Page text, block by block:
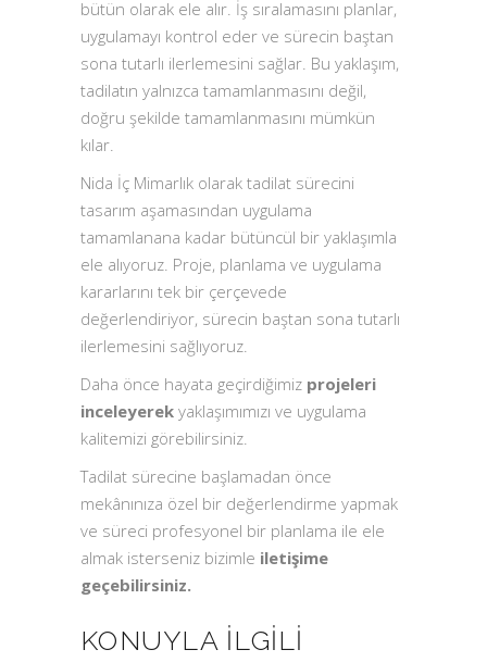
bütün olarak ele alır. İş sıralamasını planlar,
uygulamayı kontrol eder ve sürecin baştan
sona tutarlı ilerlemesini sağlar. Bu yaklaşım,
tadilatın yalnızca tamamlanmasını değil,
doğru şekilde tamamlanmasını mümkün
kılar.
Nida İç Mimarlık olarak tadilat sürecini
tasarım aşamasından uygulama
tamamlanana kadar bütüncül bir yaklaşımla
ele alıyoruz. Proje, planlama ve uygulama
kararlarını tek bir çerçevede
değerlendiriyor, sürecin baştan sona tutarlı
ilerlemesini sağlıyoruz.
Daha önce hayata geçirdiğimiz projeleri
inceleyerek yaklaşımımızı ve uygulama
kalitemizi görebilirsiniz.
Tadilat sürecine başlamadan önce
mekânınıza özel bir değerlendirme yapmak
ve süreci profesyonel bir planlama ile ele
almak isterseniz bizimle iletişime
geçebilirsiniz.
KONUYLA İLGILI